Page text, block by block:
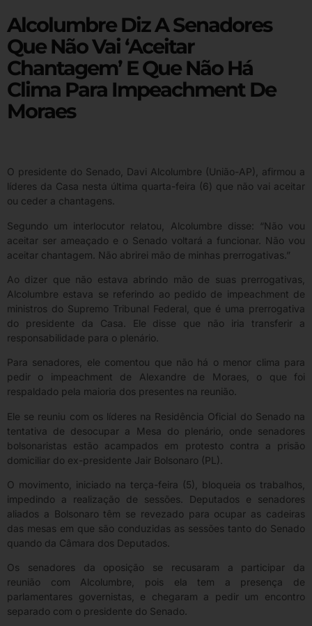
Alcolumbre Diz A Senadores
Que Não Vai ‘aceitar
Chantagem’ E Que Não Há
Clima Para Impeachment De
Moraes
O presidente do Senado, Davi Alcolumbre (União-AP), afirmou a
líderes da Casa nesta última quarta-feira (6) que não vai aceitar
ou ceder a chantagens.
Segundo um interlocutor relatou, Alcolumbre disse: “Não vou
aceitar ser ameaçado e o Senado voltará a funcionar. Não vou
aceitar chantagem. Não abrirei mão de minhas prerrogativas.”
Ao dizer que não estava abrindo mão de suas prerrogativas,
Alcolumbre estava se referindo ao pedido de impeachment de
ministros do Supremo Tribunal Federal, que é uma prerrogativa
do presidente da Casa. Ele disse que não iria transferir a
responsabilidade para o plenário.
Para senadores, ele comentou que não há o menor clima para
pedir o impeachment de Alexandre de Moraes, o que foi
respaldado pela maioria dos presentes na reunião.
Ele se reuniu com os líderes na Residência Oficial do Senado na
tentativa de desocupar a Mesa do plenário, onde senadores
bolsonaristas estão acampados em protesto contra a prisão
domiciliar do ex-presidente Jair Bolsonaro (PL).
O movimento, iniciado na terça-feira (5), bloqueia os trabalhos,
impedindo a realização de sessões. Deputados e senadores
aliados a Bolsonaro têm se revezado para ocupar as cadeiras
das mesas em que são conduzidas as sessões tanto do Senado
quando da Câmara dos Deputados.
Os senadores da oposição se recusaram a participar da
reunião com Alcolumbre, pois ela tem a presença de
parlamentares governistas, e chegaram a pedir um encontro
separado com o presidente do Senado.